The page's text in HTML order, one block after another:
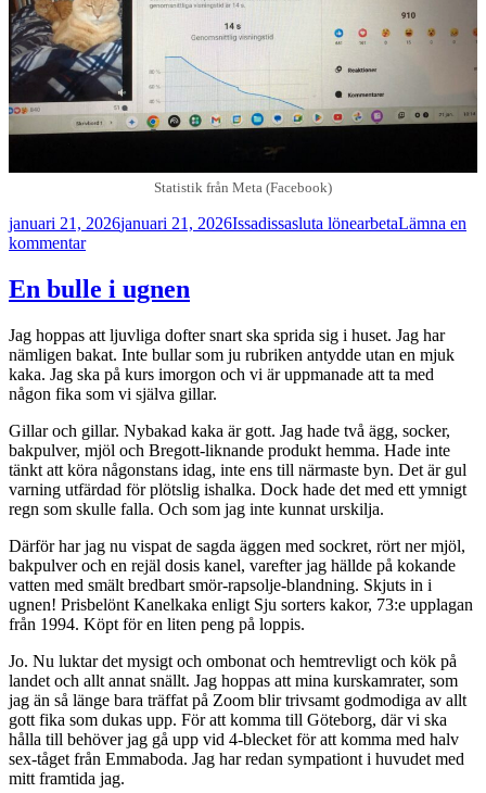
Statistik från Meta (Facebook)
Postat
januari 21, 2026januari 21, 2026Författare
IssadissaKategorier
sluta lönearbetaLämna en
kommentartill
katter
och
Smålands
Peter
Mayle
En bulle i ugnen
Jag hoppas att ljuvliga dofter snart ska sprida sig i huset. Jag har
nämligen bakat. Inte bullar som ju rubriken antydde utan en mjuk
kaka. Jag ska på kurs imorgon och vi är uppmanade att ta med
någon fika som vi själva gillar.
Gillar och gillar. Nybakad kaka är gott. Jag hade två ägg, socker,
bakpulver, mjöl och Bregott-liknande produkt hemma. Hade inte
tänkt att köra någonstans idag, inte ens till närmaste byn. Det är gul
varning utfärdad för plötslig ishalka. Dock hade det med ett ymnigt
regn som skulle falla. Och som jag inte kunnat urskilja.
Därför har jag nu vispat de sagda äggen med sockret, rört ner mjöl,
bakpulver och en rejäl dosis kanel, varefter jag hällde på kokande
vatten med smält bredbart smör-rapsolje-blandning. Skjuts in i
ugnen! Prisbelönt Kanelkaka enligt Sju sorters kakor, 73:e upplagan
från 1994. Köpt för en liten peng på loppis.
Jo. Nu luktar det mysigt och ombonat och hemtrevligt och kök på
landet och allt annat snällt. Jag hoppas att mina kurskamrater, som
jag än så länge bara träffat på Zoom blir trivsamt godmodiga av allt
gott fika som dukas upp. För att komma till Göteborg, där vi ska
hålla till behöver jag gå upp vid 4-blecket för att komma med halv
sex-tåget från Emmaboda. Jag har redan sympationt i huvudet med
mitt framtida jag.